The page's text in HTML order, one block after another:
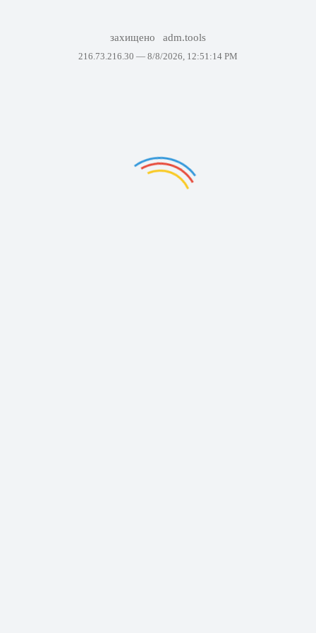
захищено adm.tools
216.73.216.30 — 8/8/2026, 12:51:14 PM